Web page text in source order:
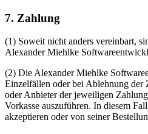
7. Zahlung
(1) Soweit nicht anders vereinbart,
Alexander Miehlke
(2) Die Alexander Miehlke
Einzelfällen oder bei Ablehnung
oder Anbieter der jeweiligen
Vorkasse auszuführen. In diesem
akzeptieren oder von seiner